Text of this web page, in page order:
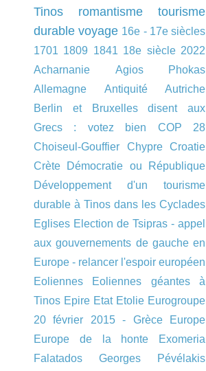
Tinos
romantisme
tourisme
durable voyage 16e - 17e siècles
1701 1809 1841 18e siècle 2022
Acharnanie
Agios Phokas
Allemagne
Antiquité
Autriche
Berlin et Bruxelles disent aux
Grecs : votez bien
COP 28
Choiseul-Gouffier
Chypre
Croatie
Crète
Démocratie ou République
Développement d'un tourisme
durable à Tinos dans les Cyclades
Eglises Election de Tsipras - appel
aux gouvernements de gauche en
Europe - relancer l'espoir européen
Eoliennes
Eoliennes géantes à
Tinos Epire Etat Etolie Eurogroupe
20 février 2015 - Grèce
Europe
Europe de la honte
Exomeria
Falatados
Georges Pévélakis